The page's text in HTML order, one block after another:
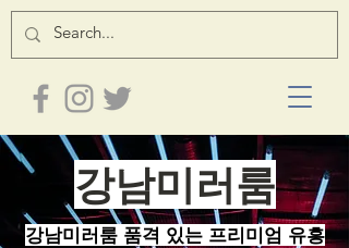
강남미러룸
강남미러룸 품격 있는 프리미엄 유흥